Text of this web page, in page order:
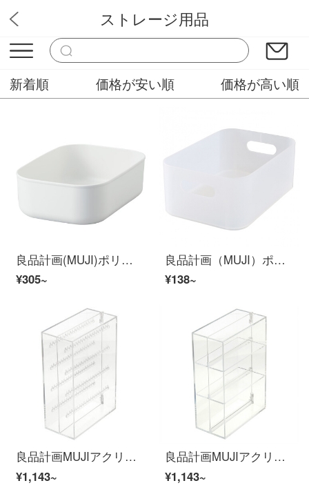
スバル壁紙
ストレージ用品
新着順 価格が安い順 価格が高い順
良品計画(MUJI)ポリエチレンソフトケース/ハーフタイプ/小長18.5 x幅25.5 x高8 cm
¥305~
良品計画（MUJI）ポリプロピレン化粧箱1/2半透明約150 x 220 x 86 mm
¥138~
良品計画MUJIアクリルネックレス/イヤリングフレーム/展開式長さは約17.5 x幅8.8 x高さ25 cmです。
¥1,143~
良品計画MUJIアクリルメガネ/小物収納棚/展開式長さ17.5 x幅8.8 x高さ25 cm
¥1,143~